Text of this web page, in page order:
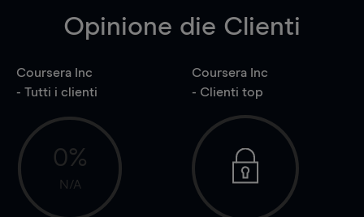
Opinione die Clienti
Coursera Inc
- Tutti i clienti
0%
N/A
Coursera Inc
- Clienti top